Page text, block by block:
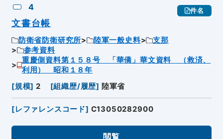
4 件名
文書台帳
防衛省防衛研究所 陸軍一般史料
支那
参考資料
重慶側資料第１５８号 「華僑」華文資料 （救済、
利用） 昭和１８年
[規模] 2 [組織歴/履歴] 陸軍省
[レファレンスコード] C13050282900
閲覧